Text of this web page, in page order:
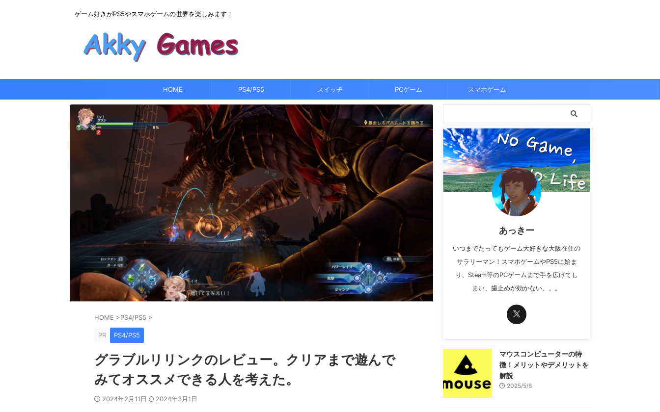
ゲーム好きがPS5やスマホゲームの世界を楽しみます！
HOME PS4/PS5 スイッチ PCゲーム スマホゲーム
HOME >PS4/PS5 >
PR PS4/PS5
グラブルリリンクのレビュー。クリアまで遊んで
みてオススメできる人を考えた。
2024年2月11日 2024年3月1日
あっきー
いつまでたってもゲーム大好きな大阪在住の
サラリーマン！スマホゲームやPS5に始ま
り、Steam等のPCゲームまで手を広げてし
まい、歯止めが効かない。。。
マウスコンピューターの特
徴！メリットやデメリットを
解説
2025/5/6